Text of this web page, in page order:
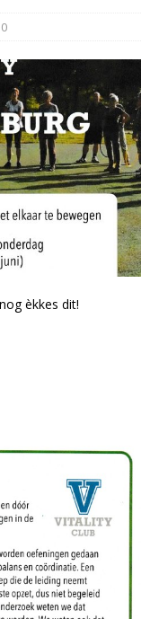
0
èkkes dit!